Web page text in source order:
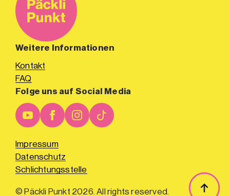
Weitere Informationen
Kontakt
FAQ
Folge uns auf Social Media
Impressum
Datenschutz
Schlichtungsstelle
© Päckli Punkt 2026. All rights reserved.